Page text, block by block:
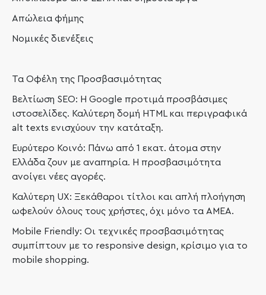
Απώλεια φήμης
Νομικές διενέξεις
Τα Οφέλη της Προσβασιμότητας
Βελτίωση SEO: Η Google προτιμά προσβάσιμες
ιστοσελίδες. Καλύτερη δομή HTML και περιγραφικά
alt texts ενισχύουν την κατάταξη.
Ευρύτερο Κοινό: Πάνω από 1 εκατ. άτομα στην
Ελλάδα ζουν με αναπηρία. Η προσβασιμότητα
ανοίγει νέες αγορές.
Καλύτερη UX: Ξεκάθαροι τίτλοι και απλή πλοήγηση
ωφελούν όλους τους χρήστες, όχι μόνο τα ΑΜΕΑ.
Mobile Friendly: Οι τεχνικές προσβασιμότητας
συμπίπτουν με το responsive design, κρίσιμο για το
mobile shopping.